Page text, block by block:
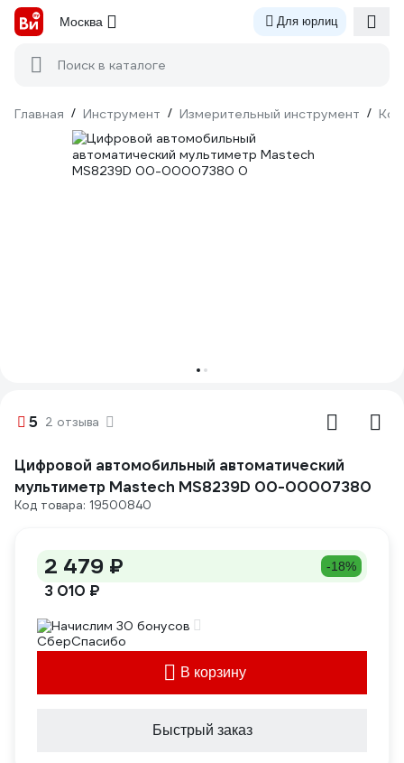
Москва Для юрлиц
Поиск в каталоге
Главная / Инструмент / Измерительный инструмент /
5 2 отзыва
Цифровой автомобильный автоматический
мультиметр Mastech MS8239D 00-00007380
Код товара: 19500840
2 479 ₽ -18%
3 010 ₽
Начислим 30 бонусов
В корзину
Быстрый заказ